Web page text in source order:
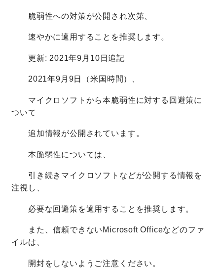
脆弱性への対策が公開され次第、
速やかに適用することを推奨します。
更新: 2021年9月10日追記
2021年9月9日（米国時間）、
マイクロソフトから本脆弱性に対する回避策に
ついて
追加情報が公開されています。
本脆弱性については、
引き続きマイクロソフトなどが公開する情報を
注視し、
必要な回避策を適用することを推奨します。
また、信頼できないMicrosoft Officeなどのファ
イルは、
開封をしないようご注意ください。